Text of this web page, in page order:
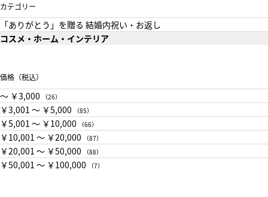
カテゴリー
「ありがとう」を贈る 結婚内祝い・お返し
コスメ・ホーム・インテリア
価格（税込）
〜 ￥3,000 （26）
￥3,001 〜 ￥5,000 （85）
￥5,001 〜 ￥10,000 （66）
￥10,001 〜 ￥20,000 （87）
￥20,001 〜 ￥50,000 （88）
￥50,001 〜 ￥100,000 （7）